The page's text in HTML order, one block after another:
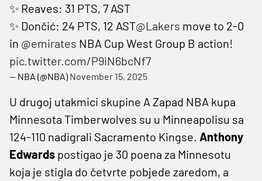
✨ Reaves: 31 PTS, 7 AST
✨ Dončić: 24 PTS, 12 AST@Lakers move to 2-0
in @emirates NBA Cup West Group B action!
pic.twitter.com/P9iN6bcNf7
— NBA (@NBA)November 15, 2025
U drugoj utakmici skupine A Zapad NBA kupa
Minnesota Timberwolves su u Minneapolisu sa
124-110 nadigrali Sacramento Kingse. Anthony
Edwards postigao je 30 poena za Minnesotu
koja je stigla do četvrte pobjede zaredom, a